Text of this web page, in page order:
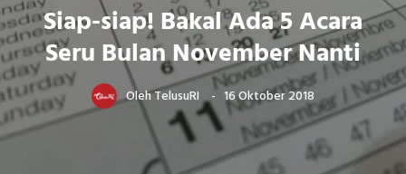
Siap-siap! Bakal Ada 5 Acara
Seru Bulan November Nanti
OlehTelusuRI 16 Oktober 2018